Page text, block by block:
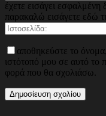
έχετε εισάγει εσφαλμένη
παρακαλώ εισάγετε εδώ
αποθηκεύστε το
ιστότοπό μου σε αυτό το
φορά που θα σχολιάσω.